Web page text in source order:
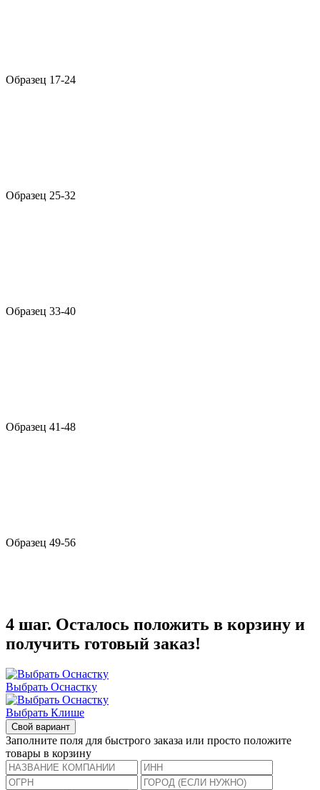
Образец 17-24
Образец 25-32
Образец 33-40
Образец 41-48
Образец 49-56
4 шаг. Осталось положить в корзину и
получить готовый заказ!
Выбрать Оснастку
Выбрать Клише
Свой вариант
Заполните поля для быстрого заказа или просто положите
товары в корзину